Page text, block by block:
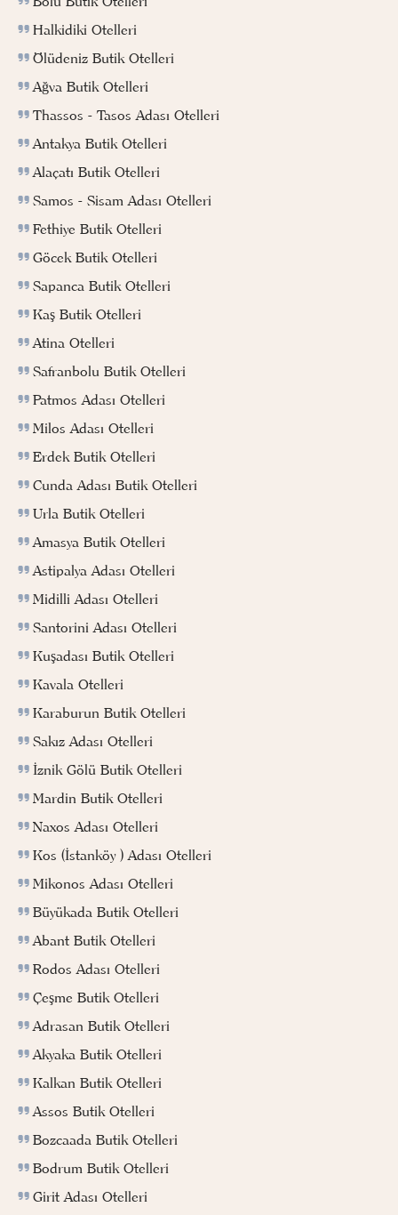
Halkidiki Otelleri
Ölüdeniz Butik Otelleri
Ağva Butik Otelleri
Thassos - Tasos Adası Otelleri
Antakya Butik Otelleri
Alaçatı Butik Otelleri
Samos - Sisam Adası Otelleri
Fethiye Butik Otelleri
Göcek Butik Otelleri
Sapanca Butik Otelleri
Kaş Butik Otelleri
Atina Otelleri
Safranbolu Butik Otelleri
Patmos Adası Otelleri
Milos Adası Otelleri
Erdek Butik Otelleri
Cunda Adası Butik Otelleri
Urla Butik Otelleri
Amasya Butik Otelleri
Astipalya Adası Otelleri
Midilli Adası Otelleri
Santorini Adası Otelleri
Kuşadası Butik Otelleri
Kavala Otelleri
Karaburun Butik Otelleri
Sakız Adası Otelleri
İznik Gölü Butik Otelleri
Mardin Butik Otelleri
Naxos Adası Otelleri
Kos (İstanköy ) Adası Otelleri
Mikonos Adası Otelleri
Büyükada Butik Otelleri
Abant Butik Otelleri
Rodos Adası Otelleri
Çeşme Butik Otelleri
Adrasan Butik Otelleri
Akyaka Butik Otelleri
Kalkan Butik Otelleri
Assos Butik Otelleri
Bozcaada Butik Otelleri
Bodrum Butik Otelleri
Girit Adası Otelleri